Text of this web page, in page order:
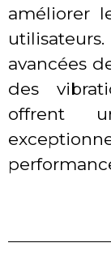
améliorer
avancées
des
offrent